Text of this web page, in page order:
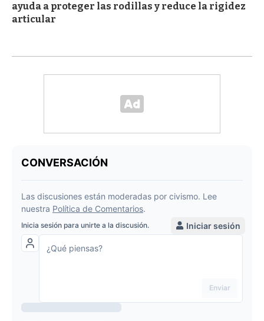
ayuda a proteger las rodillas y reduce la rigidez
articular